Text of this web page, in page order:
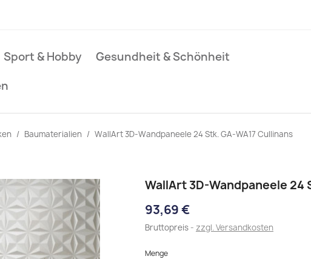
Sport & Hobby
Gesundheit & Schönheit
Baumaterialien WallArt 3D-Wandpaneele 24 Stk. GA-WA17 Cullinans
WallArt 3D-Wandpaneele 24
93,69 €
Bruttopreis zzgl. Versandkosten
Menge